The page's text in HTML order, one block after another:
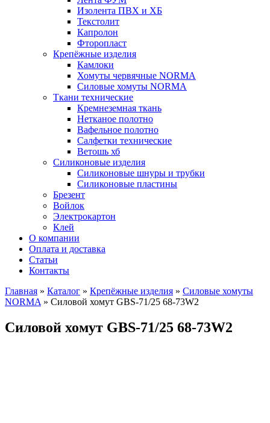
Изолента ПВХ и ХБ
Текстолит
Капролон
Фторопласт
Крепёжные изделия
Камлоки
Хомуты червячные NORMA
Силовые хомуты NORMA
Ткани технические
Кремнеземная ткань
Нетканое полотно
Вафельное полотно
Салфетки технические
Ветошь хб
Силиконовые изделия
Силиконовые шнуры и трубки
Силиконовые пластины
Брезент
Войлок
Электрокартон
Клей
О компании
Оплата и доставка
Статьи
Контакты
Главная » Каталог » Крепёжные изделия » Силовые хомуты
NORMA » Силовой хомут GBS-71/25 68-73W2
Силовой хомут GBS-71/25 68-73W2